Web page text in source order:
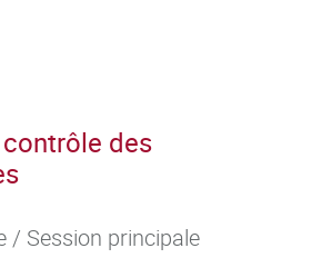
des
/ Session principale